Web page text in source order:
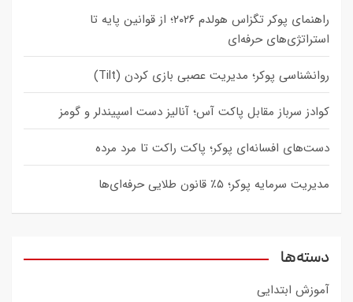
راهنمای پوکر تگزاس هولدم ۲۰۲۶؛ از قوانین پایه تا
استراتژی‌های حرفه‌ای
روانشناسی پوکر؛ مدیریت عصبی بازی کردن (Tilt)
کوادز سرباز مقابل پاکت آس؛ آنالیز دست اسپیندلر و گومز
دست‌های افسانه‌ای پوکر؛ پاکت راکت تا مرد مرده
مدیریت سرمایه پوکر؛ ۵٪ قانون طلایی حرفه‌ای‌ها
دسته‌ها
آموزش ابتدایی